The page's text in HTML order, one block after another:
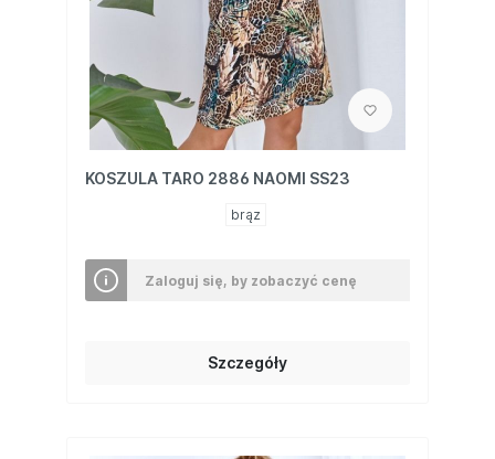
KOSZULA TARO 2886 NAOMI SS23
brąz
Zaloguj się, by zobaczyć cenę
Szczegóły